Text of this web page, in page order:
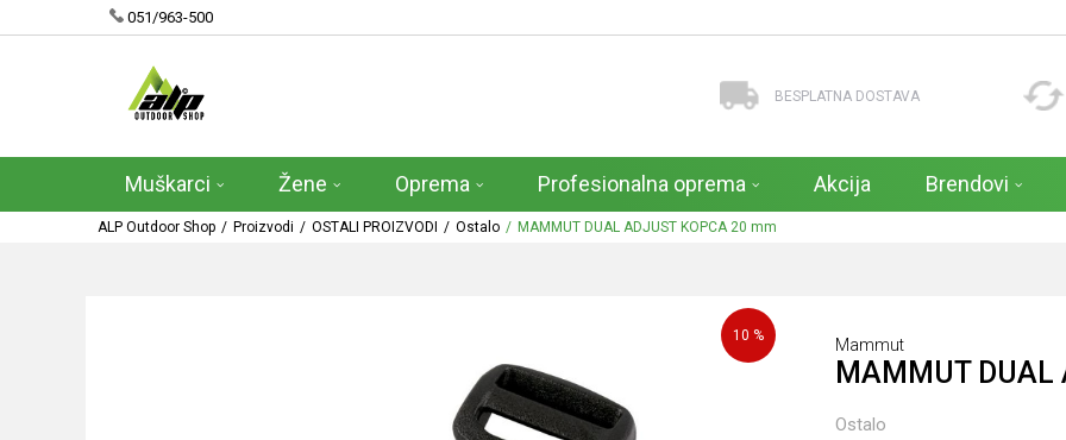
051/963-500
BESPLATNA DOSTAVA
Muškarci Žene Oprema Profesionalna oprema Akcija Brendovi
ALP Outdoor Shop Proizvodi OSTALI PROIZVODI Ostalo MAMMUT DUAL ADJUST KOPCA 20 mm
10 % Mammut
MAMMUT DUAL
Ostalo